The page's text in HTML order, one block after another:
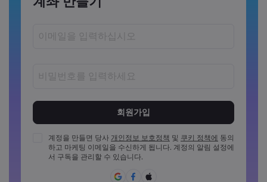
비밀번호는 최소 1개의 대문자를 포함해야 합니다
비밀번호는 최소 1개의 소문자를 포함해야 합니다
계정을 만들면 당사 개인정보 보호정책 및 쿠키 정책에 동의
하고 마케팅 이메일을 수신하게 됩니다. 계정의 알림 설정에
서 구독을 관리할 수 있습니다.